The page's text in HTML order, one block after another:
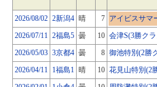
2026/08/02 2新潟4 晴 7 アイビスサマ
2026/07/11 2福島5 曇 10 会津S(3勝ク
2026/05/03 3京都4 曇 8 御池特別(2勝
2026/04/11 1福島1 晴 10 花見山特別(2